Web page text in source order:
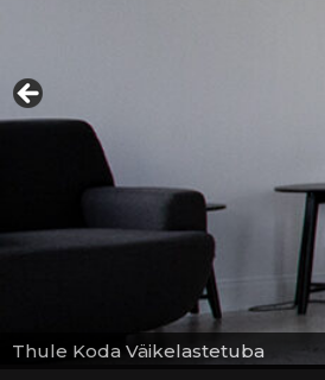
Thule Koda Väikelastetuba